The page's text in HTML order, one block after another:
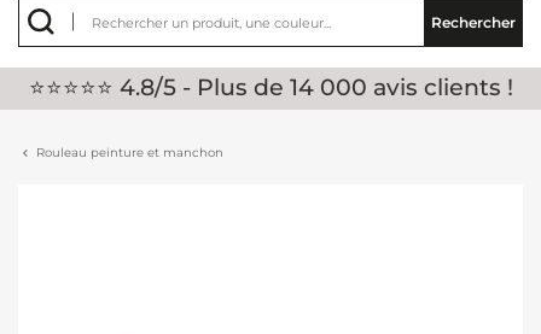
Rechercher
⭐⭐⭐⭐⭐ 4.8/5 - Plus de 14 000 avis clients !
Rouleau peinture et manchon